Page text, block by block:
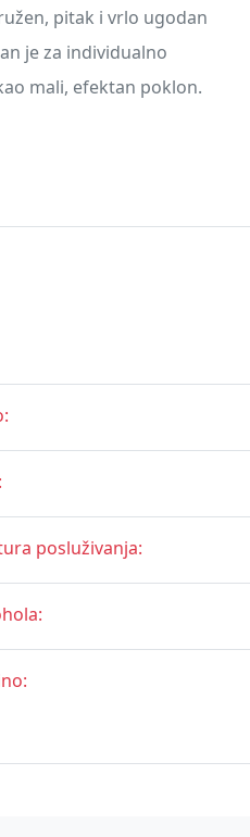
pitak i vrlo ugodan
je za individualno
mali, efektan poklon.
posluživanja: